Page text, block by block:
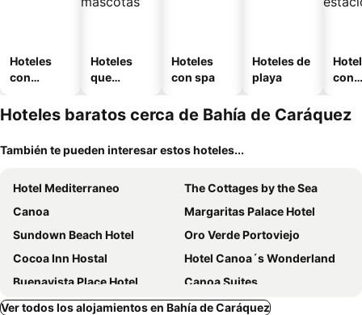
Hoteles
con
Hoteles
que
mascotas
Hoteles
con spa
Hoteles de
playa
con
Hoteles baratos cerca de Bahía de Caráquez
También te pueden interesar estos hoteles...
Hotel Mediterraneo
The Cottages by the Sea
Canoa
Margaritas Palace Hotel
Sundown Beach Hotel
Oro Verde Portoviejo
Cocoa Inn Hostal
Hotel Canoa´s Wonderland
Buenavista Place Hotel
Canoa Suites
Hotel La Vista
Palmazul Hotel & Spa
Ver todos los alojamientos en Bahía de Caráquez